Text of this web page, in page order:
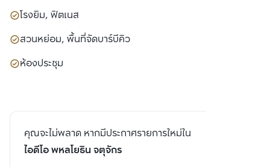
โรงยิม, ฟิตเนส
สวนหย่อม, พื้นที่จัดบาร์บีคิว
ห้องประชุม
คุณจะไม่พลาด หากมีประกาศรายการใหม่ใน
ไอดีโอ พหลโยธิน จตุจักร